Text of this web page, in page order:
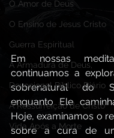
O Amor de Deus
O Ensino de Jesus Cristo
Guerra Espiritual
A Armadura de Deus,
Devocional Bíblico Diário
A Ressurreição de Cristo
Vida Após a Morte
Em nossas
continuamos a
sobrenatural do
enquanto Ele
Hoje, examinamos o
sobre a cura de